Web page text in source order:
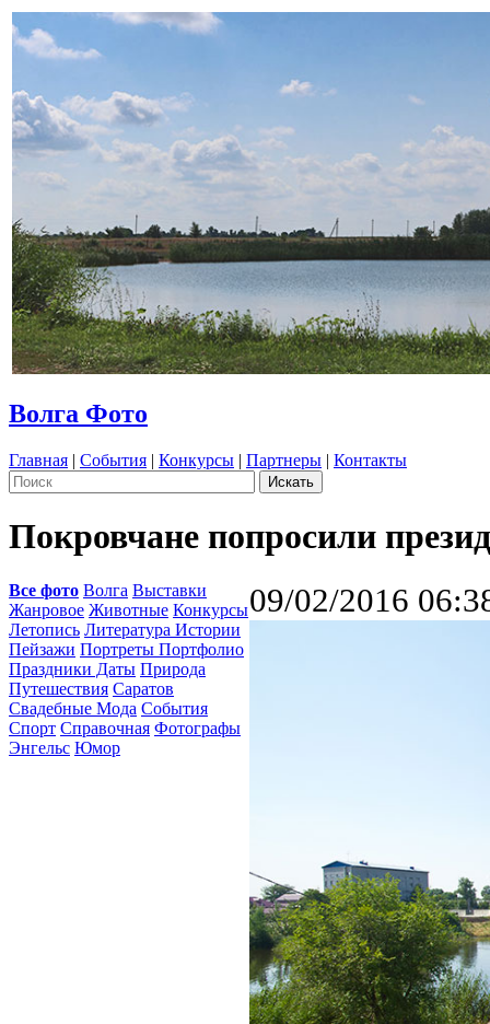
Волга Фото
Главная | События | Конкурсы | Партнеры | Контакты
Покровчане попросили
Все фото Волга Выставки
Жанровое Животные Конкурсы
Летопись Литература Истории
Пейзажи Портреты Портфолио
Праздники Даты Природа
Путешествия Саратов
Свадебные Мода События
Спорт Справочная Фотографы
Энгельс Юмор
09/02/2016